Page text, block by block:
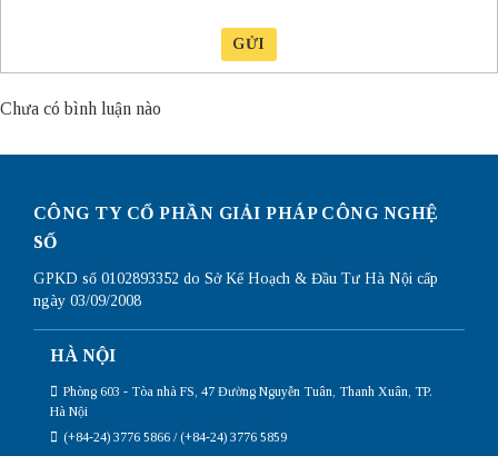
GỬI
Chưa có bình luận nào
CÔNG TY CỔ PHẦN GIẢI PHÁP CÔNG NGHỆ
SỐ
GPKD số 0102893352 do Sở Kế Hoạch & Đầu Tư Hà Nội cấp
ngày 03/09/2008
HÀ NỘI
Phòng 603 - Tòa nhà FS, 47 Đường Nguyễn Tuân, Thanh Xuân, TP.
Hà Nội
(+84-24) 3776 5866 / (+84-24) 3776 5859